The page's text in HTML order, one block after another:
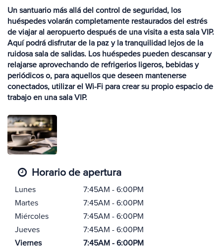
Un santuario más allá del control de seguridad, los
huéspedes volarán completamente restaurados del estrés
de viajar al aeropuerto después de una visita a esta sala VIP.
Aquí podrá disfrutar de la paz y la tranquilidad lejos de la
ruidosa sala de salidas. Los huéspedes pueden descansar y
relajarse aprovechando de refrigerios ligeros, bebidas y
periódicos o, para aquellos que deseen mantenerse
conectados, utilizar el Wi-Fi para crear su propio espacio de
trabajo en una sala VIP.
Horario de apertura
Lunes
7:45AM - 6:00PM
Martes
7:45AM - 6:00PM
Miércoles
7:45AM - 6:00PM
Jueves
7:45AM - 6:00PM
Viernes
7:45AM - 6:00PM